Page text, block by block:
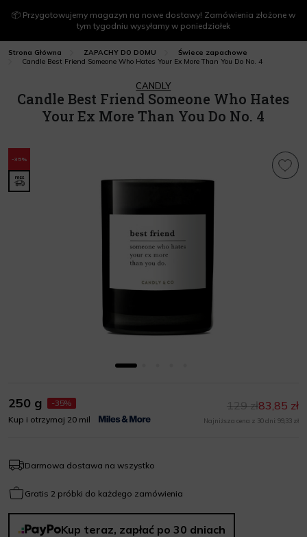
📦 Przygotowujemy magazyn na nowe dostawy! Zamówienia złożone w
tym tygodniu wysyłamy w poniedziałek
Strona Główna ZAPACHY DO DOMU
Świece zapachowe
Candle Best Friend Someone Who Hates Your Ex More Than You Do No. 4
CANDLY
Candle Best Friend Someone Who Hates
Your Ex More Than You Do No. 4
-35%
250 g
-35%
Kup i otrzymaj 20 mil
83,85 zł
129 zł
Najniższa cena z 30 dni: 99,33 zł
Darmowa dostawa na wszystko
Gratis 2 próbki do każdego zamówienia
Kup teraz, zapłać po 30 dniach